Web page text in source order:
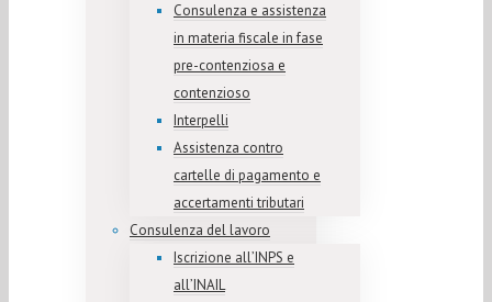
Consulenza e assistenza
in materia fiscale in fase
pre-contenziosa e
contenzioso
Interpelli
Assistenza contro
cartelle di pagamento e
accertamenti tributari
Consulenza del lavoro
Iscrizione all’INPS e
all’INAIL